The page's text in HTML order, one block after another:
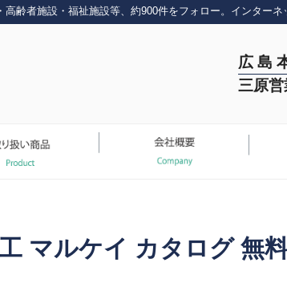
齢者施設・福祉施設等、約900件をフォロー。インター
広 島
三原
マルケイ カタログ 無